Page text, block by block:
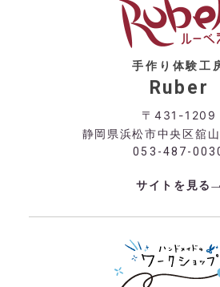
手作り体験工
Ruber
〒431-1209
静岡県浜松市中央区舘
053-487-
サイトを見る